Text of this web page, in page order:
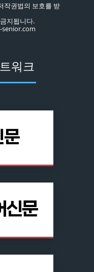
작권법의 보호를 받
지됩니다.
워크